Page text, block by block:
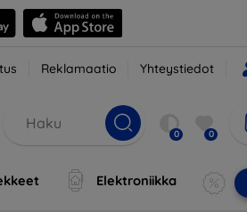
Reklamaatio Yhteystiedot
0 0
Elektroniikka